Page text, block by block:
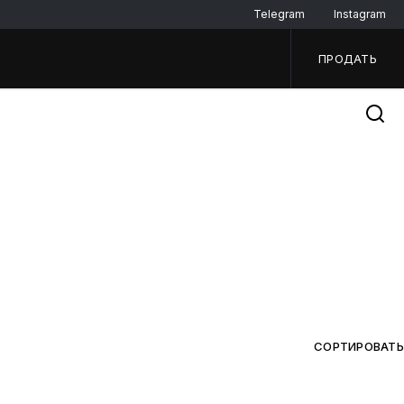
Telegram Instagram
ПРОДАТЬ
СОРТИРОВАТЬ